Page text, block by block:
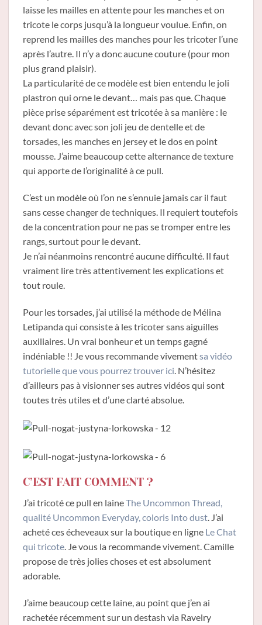
laisse les mailles en attente pour les manches et on
tricote le corps jusqu’à la longueur voulue. Enfin, on
reprend les mailles des manches pour les tricoter l’une
après l’autre. Il n’y a donc aucune couture (pour mon
plus grand plaisir).
La particularité de ce modèle est bien entendu le joli
plastron qui orne le devant… mais pas que. Chaque
pièce prise séparément est tricotée à sa manière : le
devant donc avec son joli jeu de dentelle et de
torsades, les manches en jersey et le dos en point
mousse. J’aime beaucoup cette alternance de texture
qui apporte de l’originalité à ce pull.
C’est un modèle où l’on ne s’ennuie jamais car il faut
sans cesse changer de techniques. Il requiert toutefois
de la concentration pour ne pas se tromper entre les
rangs, surtout pour le devant.
Je n’ai néanmoins rencontré aucune difficulté. Il faut
vraiment lire très attentivement les explications et
tout roule.
Pour les torsades, j’ai utilisé la méthode de Mélina
Letipanda qui consiste à les tricoter sans aiguilles
auxiliaires. Un vrai bonheur et un temps gagné
indéniable !! Je vous recommande vivementsa vidéo
tutorielle que vous pourrez trouver ici. N’hésitez
d’ailleurs pas à visionner ses autres vidéos qui sont
toutes très utiles et d’une clarté absolue.
C’EST FAIT COMMENT ?
J’ai tricoté ce pull en laineThe Uncommon Thread,
qualité Uncommon Everyday, coloris Into dust. J’ai
acheté ces écheveaux sur la boutique en ligne Le Chat
qui tricote. Je vous la recommande vivement. Camille
propose de très jolies choses et est absolument
adorable.
J’aime beaucoup cette laine, au point que j’en ai
rachetée récemment sur un destash via Ravelry